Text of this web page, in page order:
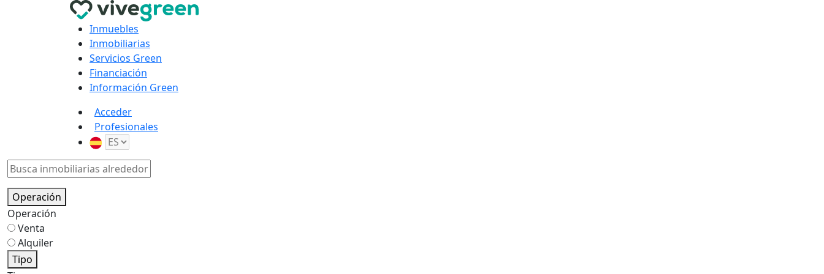
Inmuebles
Inmobiliarias
Servicios Green
Financiación
Información Green
Acceder
Profesionales
Operación
Operación
Venta
Alquiler
Tipo